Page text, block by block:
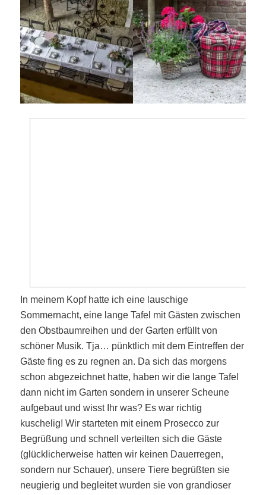
In meinem Kopf hatte ich eine lauschige
Sommernacht, eine lange Tafel mit Gästen zwischen
den Obstbaumreihen und der Garten erfüllt von
schöner Musik. Tja… pünktlich mit dem Eintreffen der
Gäste fing es zu regnen an. Da sich das morgens
schon abgezeichnet hatte, haben wir die lange Tafel
dann nicht im Garten sondern in unserer Scheune
aufgebaut und wisst Ihr was? Es war richtig
kuschelig! Wir starteten mit einem Prosecco zur
Begrüßung und schnell verteilten sich die Gäste
(glücklicherweise hatten wir keinen Dauerregen,
sondern nur Schauer), unsere Tiere begrüßten sie
neugierig und begleitet wurden sie von grandioser